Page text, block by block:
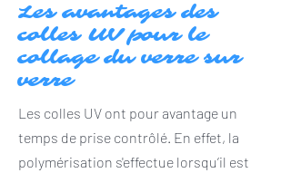
Les avantages des
colles UV pour le
collage du verre sur
verre
Les colles UV ont pour avantage un
temps de prise contrôlé. En effet, la
polymérisation s'effectue lorsqu’il est